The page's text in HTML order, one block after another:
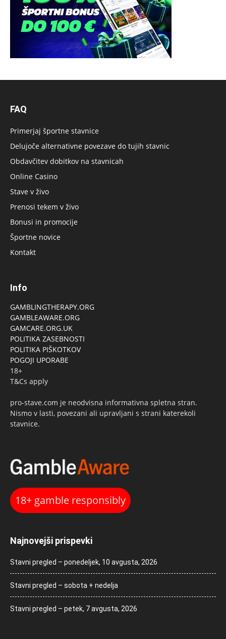
FAQ
Primerjaj športne stavnice
Delujoče alternativne povezave do tujih stavnic
Obdavčitev dobitkov na stavnicah
Online Casino
Stave v živo
Prenosi tekem v živo
Bonusi in promocije
Športne novice
Kontakt
Info
GAMBLINGTHERAPY.ORG
GAMBLEAWARE.ORG
GAMCARE.ORG.UK
POLITIKA ZASEBNOSTI
POLITIKA PIŠKOTKOV
POGOJI UPORABE
18+
T&Cs apply
pro-stave.com je neodvisna informativna spletna stran.
Nismo v lasti, povezani ali upravljani s strani katerekoli
stavnice.
18+ gamble responsibly
Najnovejši prispevki
Stavni pregled – ponedeljek, 10 avgusta, 2026
Stavni pregled – sobota + nedelja
Stavni pregled – petek, 7 avgusta, 2026